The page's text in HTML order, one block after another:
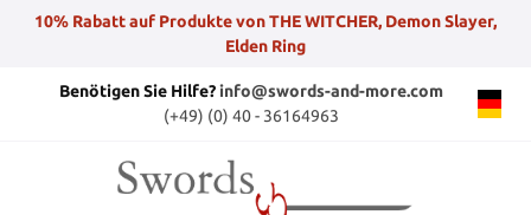
10% Rabatt auf Produkte von THE WITCHER, Demon Slayer,
Elden Ring
Benötigen Sie Hilfe?info@swords-and-more.com
(+49) (0) 40 - 36164963